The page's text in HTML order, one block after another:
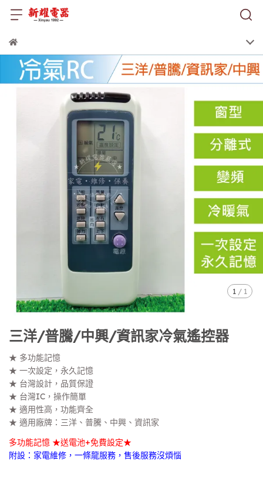
1 / 1
三洋/普騰/中興/資訊家冷氣遙控器
★ 多功能記憶
★ 一次設定，永久記憶
★ 台灣設計，品質保證
★ 台灣IC，操作簡單
★ 適用性高，功能齊全
★ 適用廠牌：三洋、普騰、中興、資訊家
多功能記憶 ★送電池+免費設定★
附設：家電維修，一條龍服務，售後服務沒煩惱